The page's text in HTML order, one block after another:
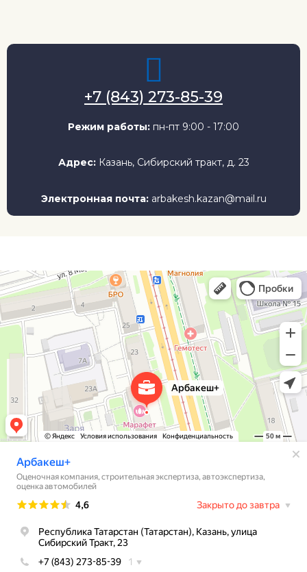
+7 (843) 273-85-39
Режим работы: пн-пт 9:00 - 17:00
Адрес: Казань, Сибирский тракт, д. 23
Электронная почта: arbakesh.kazan@mail.ru